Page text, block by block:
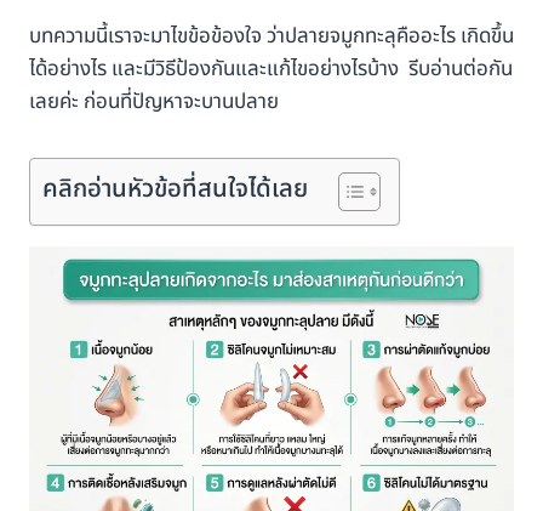
บทความนี้เราจะมาไขข้อข้องใจ ว่าปลายจมูกทะลุคืออะไร เกิดขึ้น
ได้อย่างไร และมีวิธีป้องกันและแก้ไขอย่างไรบ้าง รีบอ่านต่อกัน
เลยค่ะ ก่อนที่ปัญหาจะบานปลาย
คลิกอ่านหัวข้อที่สนใจได้เลย